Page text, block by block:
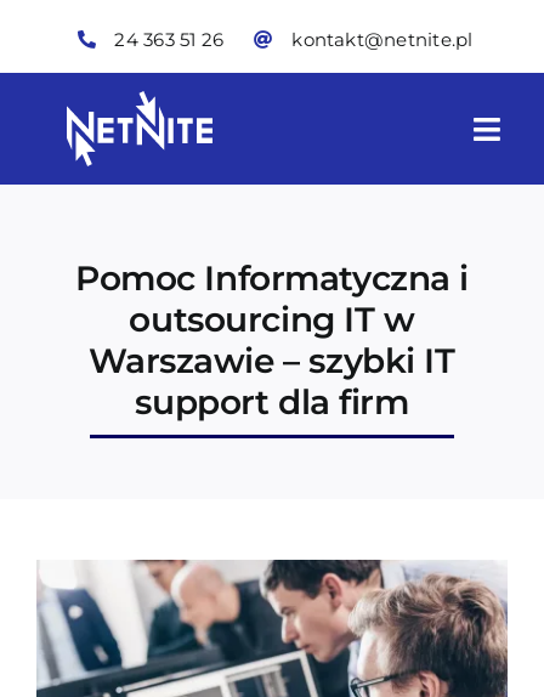
content
24 363 51 26 kontakt@netnite.pl
Kontakt
Pomoc Informatyczna i
outsourcing IT w
Warszawie – szybki IT
support dla firm